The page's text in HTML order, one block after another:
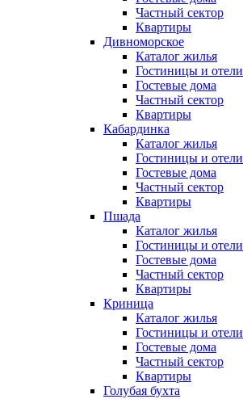
Частный сектор
Квартиры
Дивноморское
Каталог жилья
Гостиницы и отели
Гостевые дома
Частный сектор
Квартиры
Кабардинка
Каталог жилья
Гостиницы и отели
Гостевые дома
Частный сектор
Квартиры
Пшада
Каталог жилья
Гостиницы и отели
Гостевые дома
Частный сектор
Квартиры
Криница
Каталог жилья
Гостиницы и отели
Гостевые дома
Частный сектор
Квартиры
Голубая бухта